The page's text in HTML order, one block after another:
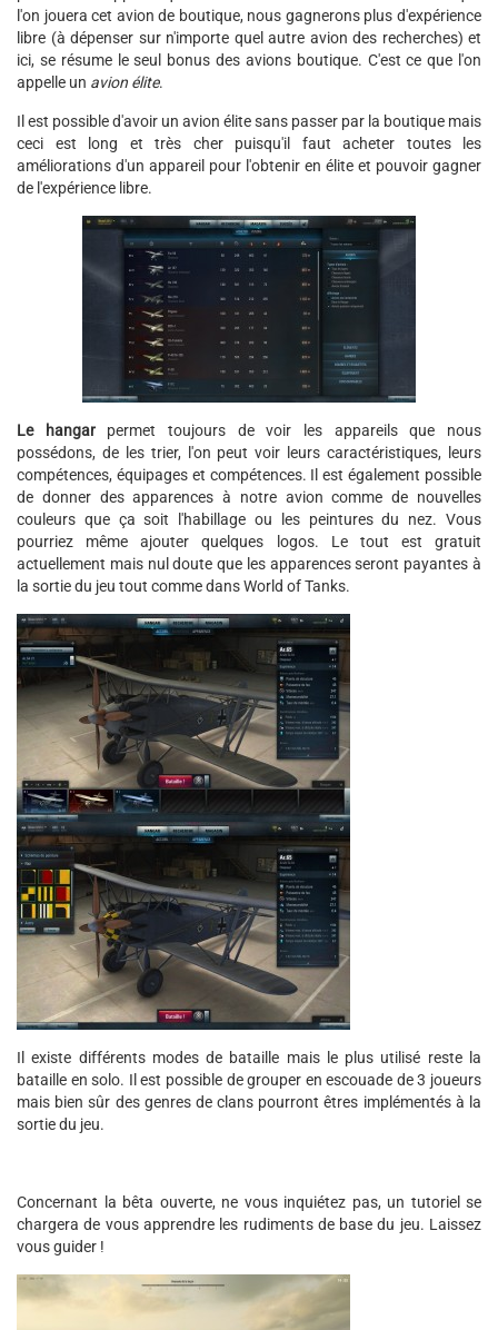
l'on jouera cet avion de boutique, nous gagnerons plus d'expérience
libre (à dépenser sur n'importe quel autre avion des recherches) et
ici, se résume le seul bonus des avions boutique. C'est ce que l'on
appelle un avion élite.
Il est possible d'avoir un avion élite sans passer par la boutique mais
ceci est long et très cher puisqu'il faut acheter toutes les
améliorations d'un appareil pour l'obtenir en élite et pouvoir gagner
de l'expérience libre.
Le hangarpermet toujours de voir les appareils que nous
possédons, de les trier, l'on peut voir leurs caractéristiques, leurs
compétences, équipages et compétences. Il est également possible
de donner des apparences à notre avion comme de nouvelles
couleurs que ça soit l'habillage ou les peintures du nez. Vous
pourriez même ajouter quelques logos. Le tout est gratuit
actuellement mais nul doute que les apparences seront payantes à
la sortie du jeu tout comme dans World of Tanks.
Il existe différents modes de bataille mais le plus utilisé reste la
bataille en solo. Il est possible de grouper en escouade de 3 joueurs
mais bien sûr des genres de clans pourront êtres implémentés à la
sortie du jeu.
Concernant la bêta ouverte, ne vous inquiétez pas, un tutoriel se
chargera de vous apprendre les rudiments de base du jeu. Laissez
vous guider !